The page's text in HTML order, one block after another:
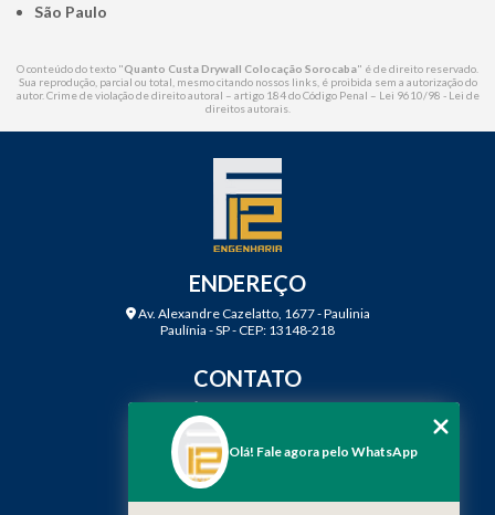
São Paulo
O conteúdo do texto "Quanto Custa Drywall Colocação Sorocaba" é de direito reservado.
Sua reprodução, parcial ou total, mesmo citando nossos links, é proibida sem a autorização do
autor. Crime de violação de direito autoral – artigo 184 do Código Penal – Lei 9610/98 - Lei de
direitos autorais.
ENDEREÇO
Av. Alexandre Cazelatto, 1677 - Paulinia
Paulínia - SP - CEP: 13148-218
CONTATO
(19) 3888-2923
(19) 99968-7979
contato@f12engenharia.com.br
MENU
Olá! Fale agora pelo WhatsApp